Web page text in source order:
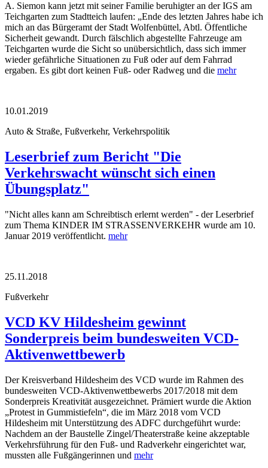
A. Siemon kann jetzt mit seiner Familie beruhigter an der IGS am
Teichgarten zum Stadtteich laufen: „Ende des letzten Jahres habe ich
mich an das Bürgeramt der Stadt Wolfenbüttel, Abtl. Öffentliche
Sicherheit gewandt. Durch fälschlich abgestellte Fahrzeuge am
Teichgarten wurde die Sicht so unübersichtlich, dass sich immer
wieder gefährliche Situationen zu Fuß oder auf dem Fahrrad
ergaben. Es gibt dort keinen Fuß- oder Radweg und die mehr
10.01.2019
Auto & Straße, Fußverkehr, Verkehrspolitik
Leserbrief zum Bericht "Die
Verkehrswacht wünscht sich einen
Übungsplatz"
"Nicht alles kann am Schreibtisch erlernt werden" - der Leserbrief
zum Thema KINDER IM STRASSENVERKEHR wurde am 10.
Januar 2019 veröffentlicht. mehr
25.11.2018
Fußverkehr
VCD KV Hildesheim gewinnt
Sonderpreis beim bundesweiten VCD-
Aktivenwettbewerb
Der Kreisverband Hildesheim des VCD wurde im Rahmen des
bundesweiten VCD-Aktivenwettbewerbs 2017/2018 mit dem
Sonderpreis Kreativität ausgezeichnet. Prämiert wurde die Aktion
„Protest in Gummistiefeln“, die im März 2018 vom VCD
Hildesheim mit Unterstützung des ADFC durchgeführt wurde:
Nachdem an der Baustelle Zingel/Theaterstraße keine akzeptable
Verkehrsführung für den Fuß- und Radverkehr eingerichtet war,
mussten alle Fußgängerinnen und mehr